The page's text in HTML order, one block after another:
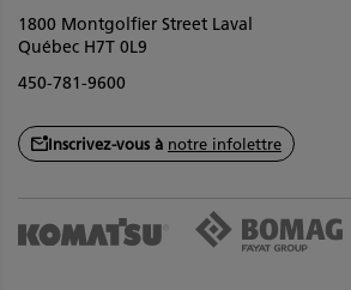
1800 Montgolfier Street Laval
Québec H7T 0L9
450-781-9600
Inscrivez-vous à notre infolettre